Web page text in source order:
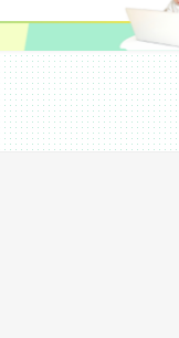
受